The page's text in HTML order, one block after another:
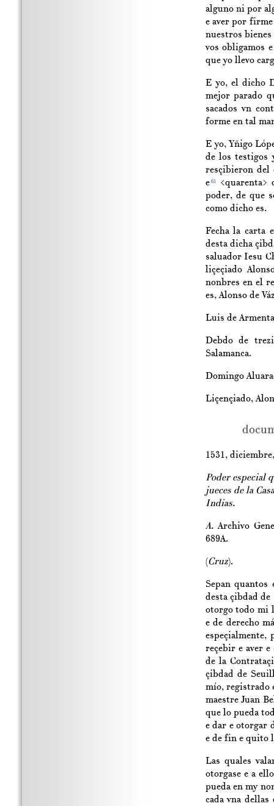
alguno ni por
e aver por firme
nuestros bienes
vos obligamos
que yo llevo
E yo, el dicho
mejor parado
sacados vn
forme en tal
E yo, Yñigo
de los testigos
resçibieron del
e 61<quarenta>
poder, de que
como dicho es.
Fecha la carta
desta dicha
saluador Iesu
liçeçiado
nonbres en el
es, Alonso de
Luis de
Debdo de
Salamanca.
Domingo
Liçençiado,
1531,
Poder especial
jueces de la
Indias.
A.Archivo
689A.
(Cruz).
Sepan quantos
desta çibdad de
otorgo todo mi
e de derecho
reçebir e aver e
de la
çibdad de
mío, registrado
maestre Juan
que lo pueda
e dar e otorgar
e de fin e quito
Las quales
otorgase e a
pueda en my
cada vna dellas